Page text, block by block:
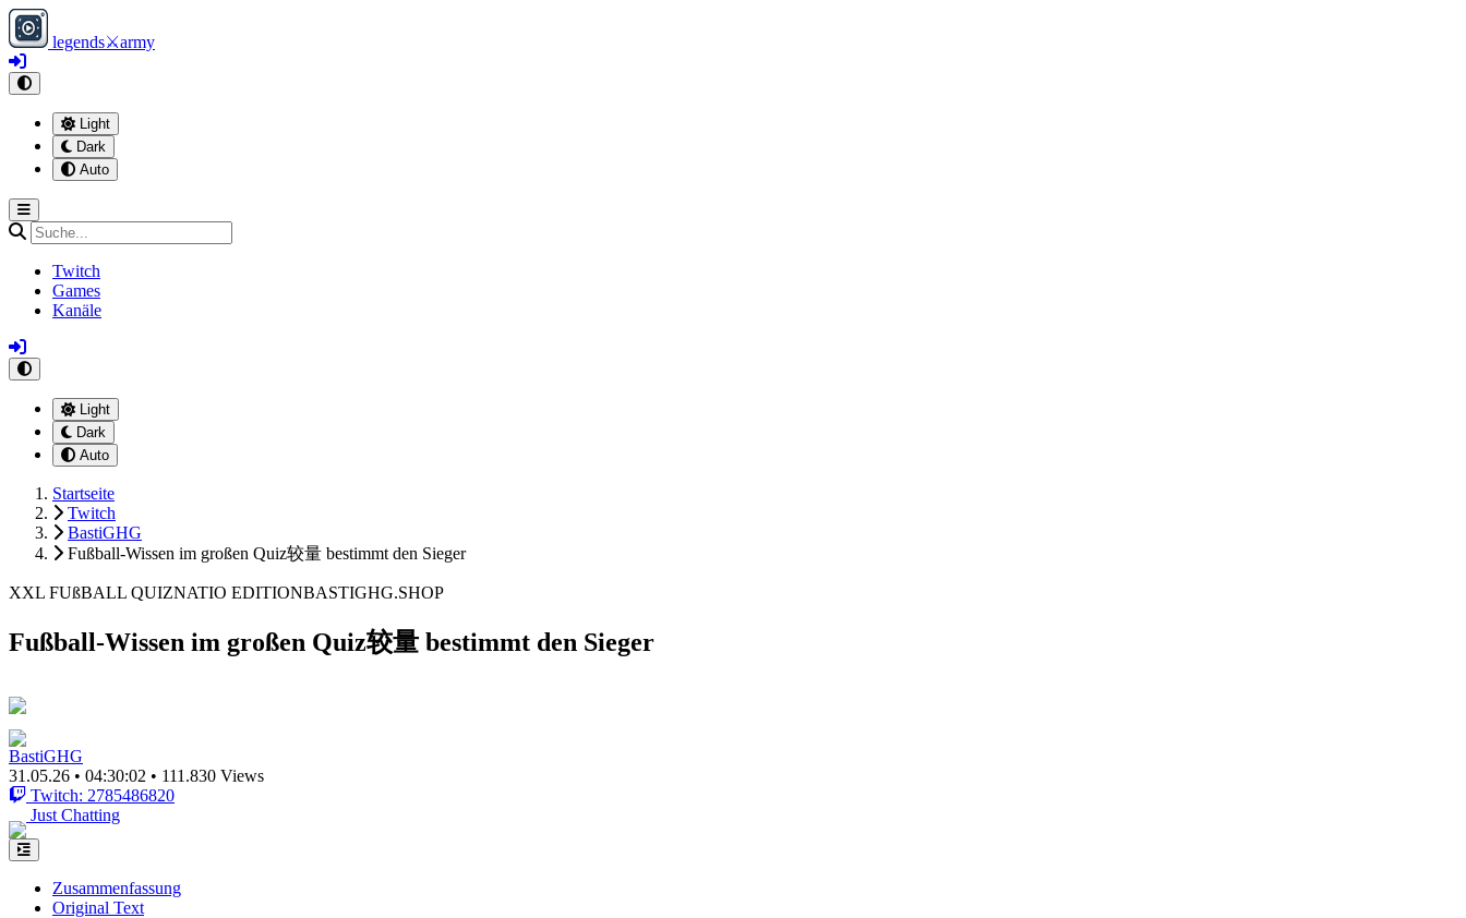
legends⚔army
Light
Dark
Auto
Twitch
Games
Kanäle
Light
Dark
Auto
Startseite
Twitch
BastiGHG
Fußball-Wissen im großen Quiz较量 bestimmt den Sieger
XXL FUßBALL QUIZNATIO EDITIONBASTIGHG.SHOP
Fußball-Wissen im großen Quiz较量 bestimmt den Sieger
BastiGHG
31.05.26 • 04:30:02 • 111.830 Views
Twitch: 2785486820
Just Chatting
Zusammenfassung
Original Text